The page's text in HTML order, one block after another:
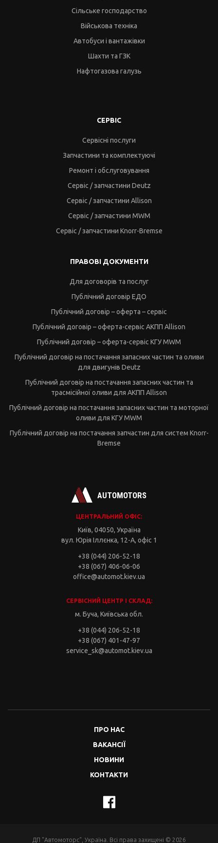
Сільське господарство
Військова техніка
Автобуси і вантажівки
Шахти та ГЗК
Нафтогазова галузь
СЕРВІС
Сервісні послуги
Запчастини та комплектуючі
Ремонт і обслуговування
Сервіс / запчастини Deutz
Сервіс / запчастини Allison
Сервіс / запчастини MWM
Сервіс / запчастини Knorr-Bremse
ПРАВОВІ ДОКУМЕНТИ
Для договорів та послуг
Публічний договір ЕДО
Публічний договір – оферта – сервіс
Публічний договір – оферта-сервіс АКПП Allison
Публічний договір – оферта-сервіс КГУ MWM
Публічний договір на постачання запасних частин та оливи
для двигунів Deutz
Публічний договір на постачання запасних частин та
трасмісійної оливи для АКПП Allison
Публічний договір на постачання запасних частин та моторної
оливи для КГУ MWM
Публічний договір на постачання запчастин для систем Knorr-
Bremse
AUTOMOTORS
ЦЕНТРАЛЬНИЙ ОФІС:
Київ, 04050, Україна
вул. Юрія Іллєнка, 12-А, офіс 1
+38 (044) 206-52-18
+38 (067) 406-06-06
office@automot.kiev.ua
СЕРВІСНИЙ ЦЕНТР І СКЛАД:
м. Буча, Київська обл.
+38 (044) 206-52-18
+38 (067) 401-47-97
service_sk@automot.kiev.ua
ПРО НАС
ВАКАНСІЇ
НОВИНИ
КОНТАКТИ
ДП "Автомоторс", Україна. Всі права захищені © 2026